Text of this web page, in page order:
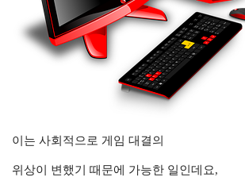
이는 사회적으로 게임 대결의
위상이 변했기 때문에 가능한 일인데요,